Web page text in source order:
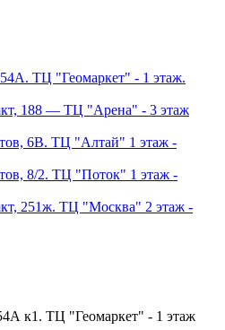
ТЦ "Геомаркет" - 1 этаж.
188 — ТЦ "Арена" - 3 этаж
6В. ТЦ "Алтай" 1 этаж -
8/2. ТЦ "Поток" 1 этаж -
251ж. ТЦ "Москва" 2 этаж -
к1. ТЦ "Геомаркет" - 1 этаж